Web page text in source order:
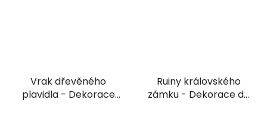
Vrak dřevěného
plavidla - Dekorace
Ruiny královského
zámku - Dekorace do